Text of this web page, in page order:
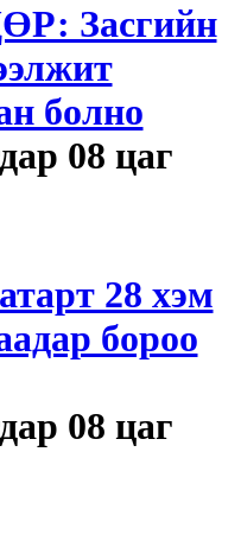
Засгийн
болно
08 цаг
28 хэм
бороо
08 цаг